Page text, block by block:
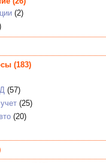
(2)
(183)
(57)
(25)
(20)